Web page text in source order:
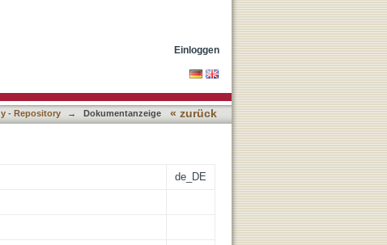
Einloggen
- Repository → Dokumentanzeige « zurück
de_DE